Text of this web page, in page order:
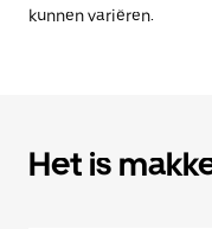
kunnen variëren.
Het is